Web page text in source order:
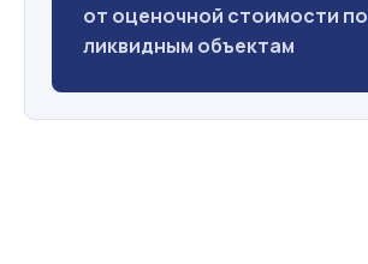
от оценочной стоимости по
ликвидным объектам